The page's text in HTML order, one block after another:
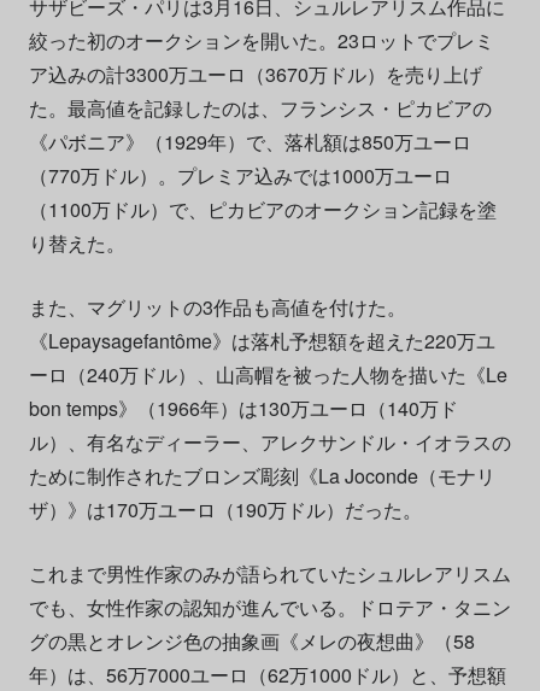
サザビーズ・パリは3月16日、シュルレアリスム作品に
絞った初のオークションを開いた。23ロットでプレミ
ア込みの計3300万ユーロ（3670万ドル）を売り上げ
た。最高値を記録したのは、フランシス・ピカビアの
《パボニア》（1929年）で、落札額は850万ユーロ
（770万ドル）。プレミア込みでは1000万ユーロ
（1100万ドル）で、ピカビアのオークション記録を塗
り替えた。
また、マグリットの3作品も高値を付けた。
《Lepaysagefantôme》は落札予想額を超えた220万ユ
ーロ（240万ドル）、山高帽を被った人物を描いた《Le
bon temps》（1966年）は130万ユーロ（140万ド
ル）、有名なディーラー、アレクサンドル・イオラスの
ために制作されたブロンズ彫刻《La Joconde（モナリ
ザ）》は170万ユーロ（190万ドル）だった。
これまで男性作家のみが語られていたシュルレアリスム
でも、女性作家の認知が進んでいる。ドロテア・タニン
グの黒とオレンジ色の抽象画《メレの夜想曲》（58
年）は、56万7000ユーロ（62万1000ドル）と、予想額